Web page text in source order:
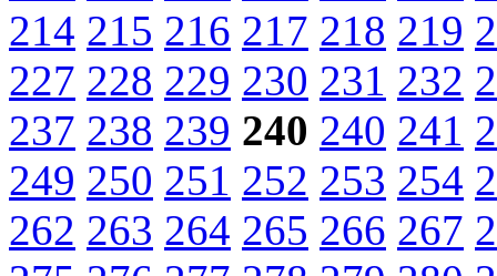
214 215 216 217 218 219
227 228 229 230 231 232
237 238 239 240 240 241
249 250 251 252 253 254
262 263 264 265 266 267